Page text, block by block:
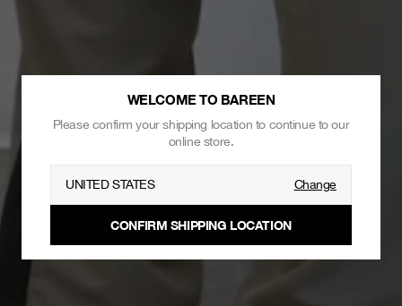
WELCOME TO BAREEN
Please confirm your shipping location to continue to our
online store.
UNITED STATES Change
CONFIRM SHIPPING LOCATION